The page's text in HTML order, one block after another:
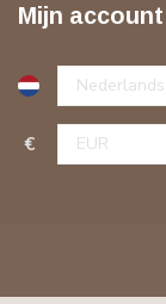
Mijn account
€